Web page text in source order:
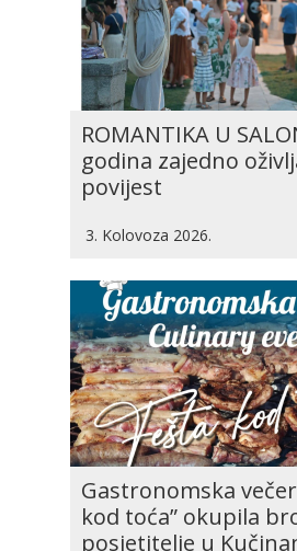
ROMANTIKA U
godina zajedno
povijest
3. Kolovoza 2026.
Gastronomska večer
kod toća” okupila
posjetitelje u